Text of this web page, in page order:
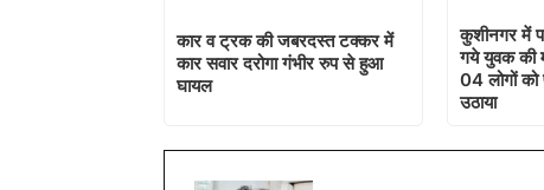
कार व ट्रक की जबरदस्त टक्कर में
कार सवार दरोगा गंभीर रुप से हुआ
घायल
कुशीनगर में
गये युवक की
04 लोगों
उठाया